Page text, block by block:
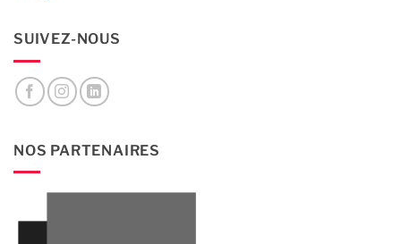
SUIVEZ-NOUS
NOS PARTENAIRES